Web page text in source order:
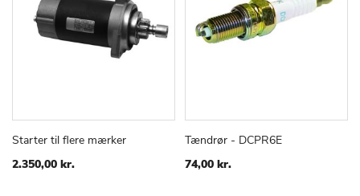
Læg i kurv
TILFØJSAMMENLIGN
Starter til flere mærker
2.350,00 kr.
Læg i kurv
Tændrør - DCPR6E
74,00 kr.